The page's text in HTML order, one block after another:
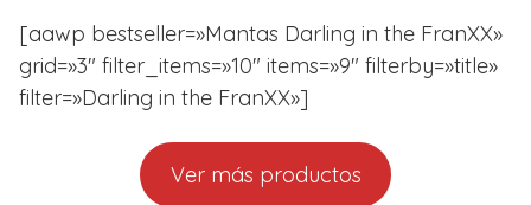
[aawp bestseller=»Mantas Darling in the FranXX»
grid=»3″ filter_items=»10″ items=»9″ filterby=»title»
filter=»Darling in the FranXX»]
Ver más productos